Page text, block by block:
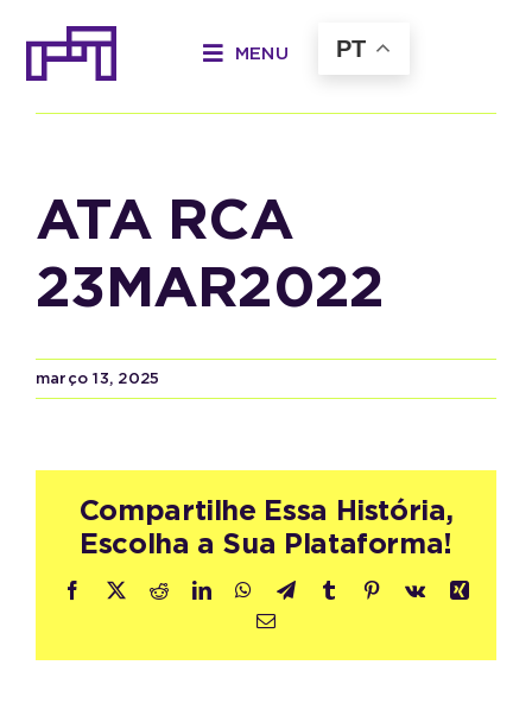
para
conteúdo
MENU PT
ATA RCA
23MAR2022
março 13, 2025
Compartilhe Essa História,
Escolha a Sua Plataforma!
Facebook
X RedditLinkedInWhatsApp
TelegramTumblr Pinterest
Vk
Xing
E-